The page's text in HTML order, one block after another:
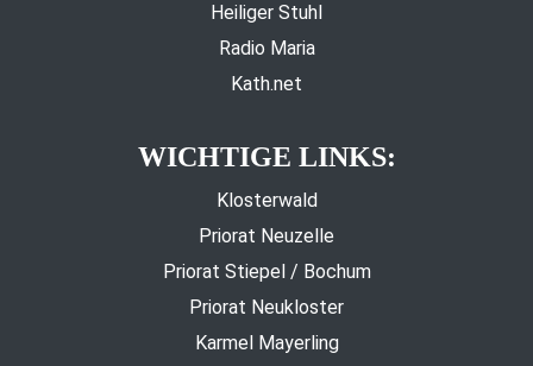
Heiliger Stuhl
Radio Maria
Kath.net
WICHTIGE LINKS:
Klosterwald
Priorat Neuzelle
Priorat Stiepel / Bochum
Priorat Neukloster
Karmel Mayerling